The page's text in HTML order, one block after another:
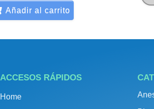
Añadir al carrito
ACCESOS RÁPIDOS
Home